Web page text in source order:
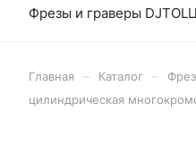
Фрезы и граверы DJTOL
Главная Каталог
цилиндрическая